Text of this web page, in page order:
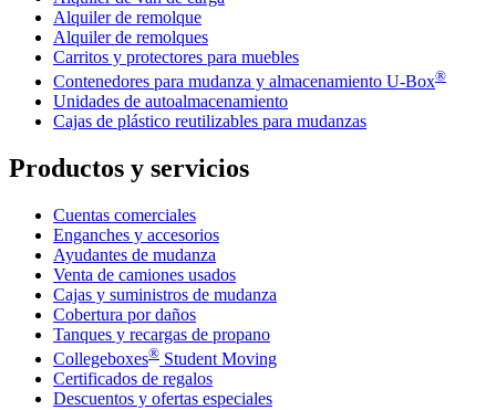
Alquiler de remolque
Alquiler de remolques
Carritos y protectores para muebles
Contenedores para mudanza y almacenamiento U-Box®
Unidades de autoalmacenamiento
Cajas de plástico reutilizables para mudanzas
Productos y servicios
Cuentas comerciales
Enganches y accesorios
Ayudantes de mudanza
Venta de camiones usados
Cajas y suministros de mudanza
Cobertura por daños
Tanques y recargas de propano
Collegeboxes® Student Moving
Certificados de regalos
Descuentos y ofertas especiales